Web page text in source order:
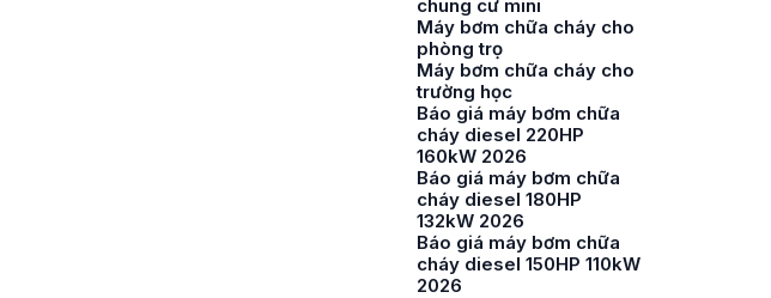
chung cư mini
Máy bơm chữa cháy cho
phòng trọ
Máy bơm chữa cháy cho
trường học
Báo giá máy bơm chữa
cháy diesel 220HP
160kW 2026
Báo giá máy bơm chữa
cháy diesel 180HP
132kW 2026
Báo giá máy bơm chữa
cháy diesel 150HP 110kW
2026